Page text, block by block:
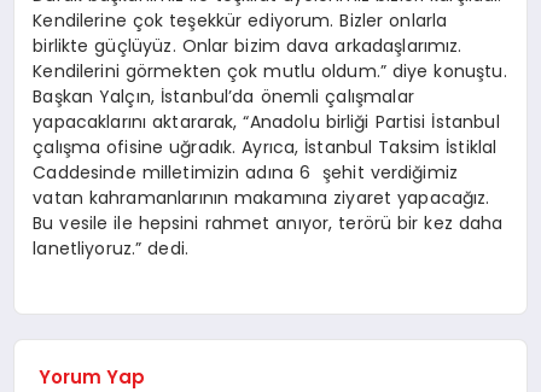
Kendilerine çok teşekkür ediyorum. Bizler onlarla
birlikte güçlüyüz. Onlar bizim dava arkadaşlarımız.
Kendilerini görmekten çok mutlu oldum.” diye konuştu.
Başkan Yalçın, İstanbul’da önemli çalışmalar
yapacaklarını aktararak, “Anadolu birliği Partisi İstanbul
çalışma ofisine uğradık. Ayrıca, İstanbul Taksim İstiklal
Caddesinde milletimizin adına 6 şehit verdiğimiz
vatan kahramanlarının makamına ziyaret yapacağız.
Bu vesile ile hepsini rahmet anıyor, terörü bir kez daha
lanetliyoruz.” dedi.
Yorum Yap